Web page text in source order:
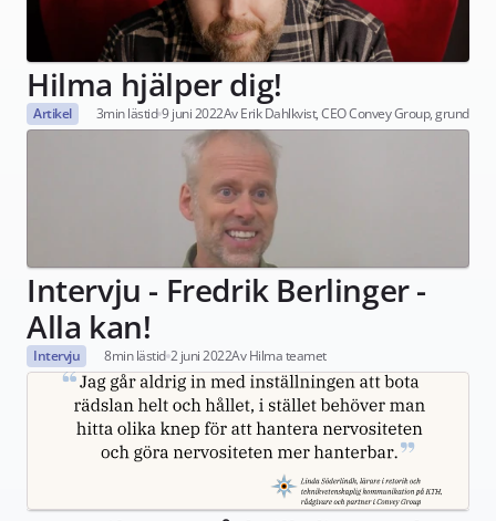
Hilma hjälper dig!
Artikel 3min lästid 9 juni 2022Av Erik Dahlkvist, CEO Convey Group, grundare
Intervju - Fredrik Berlinger -
Alla kan!
Intervju 8min lästid 2 juni 2022Av Hilma teamet